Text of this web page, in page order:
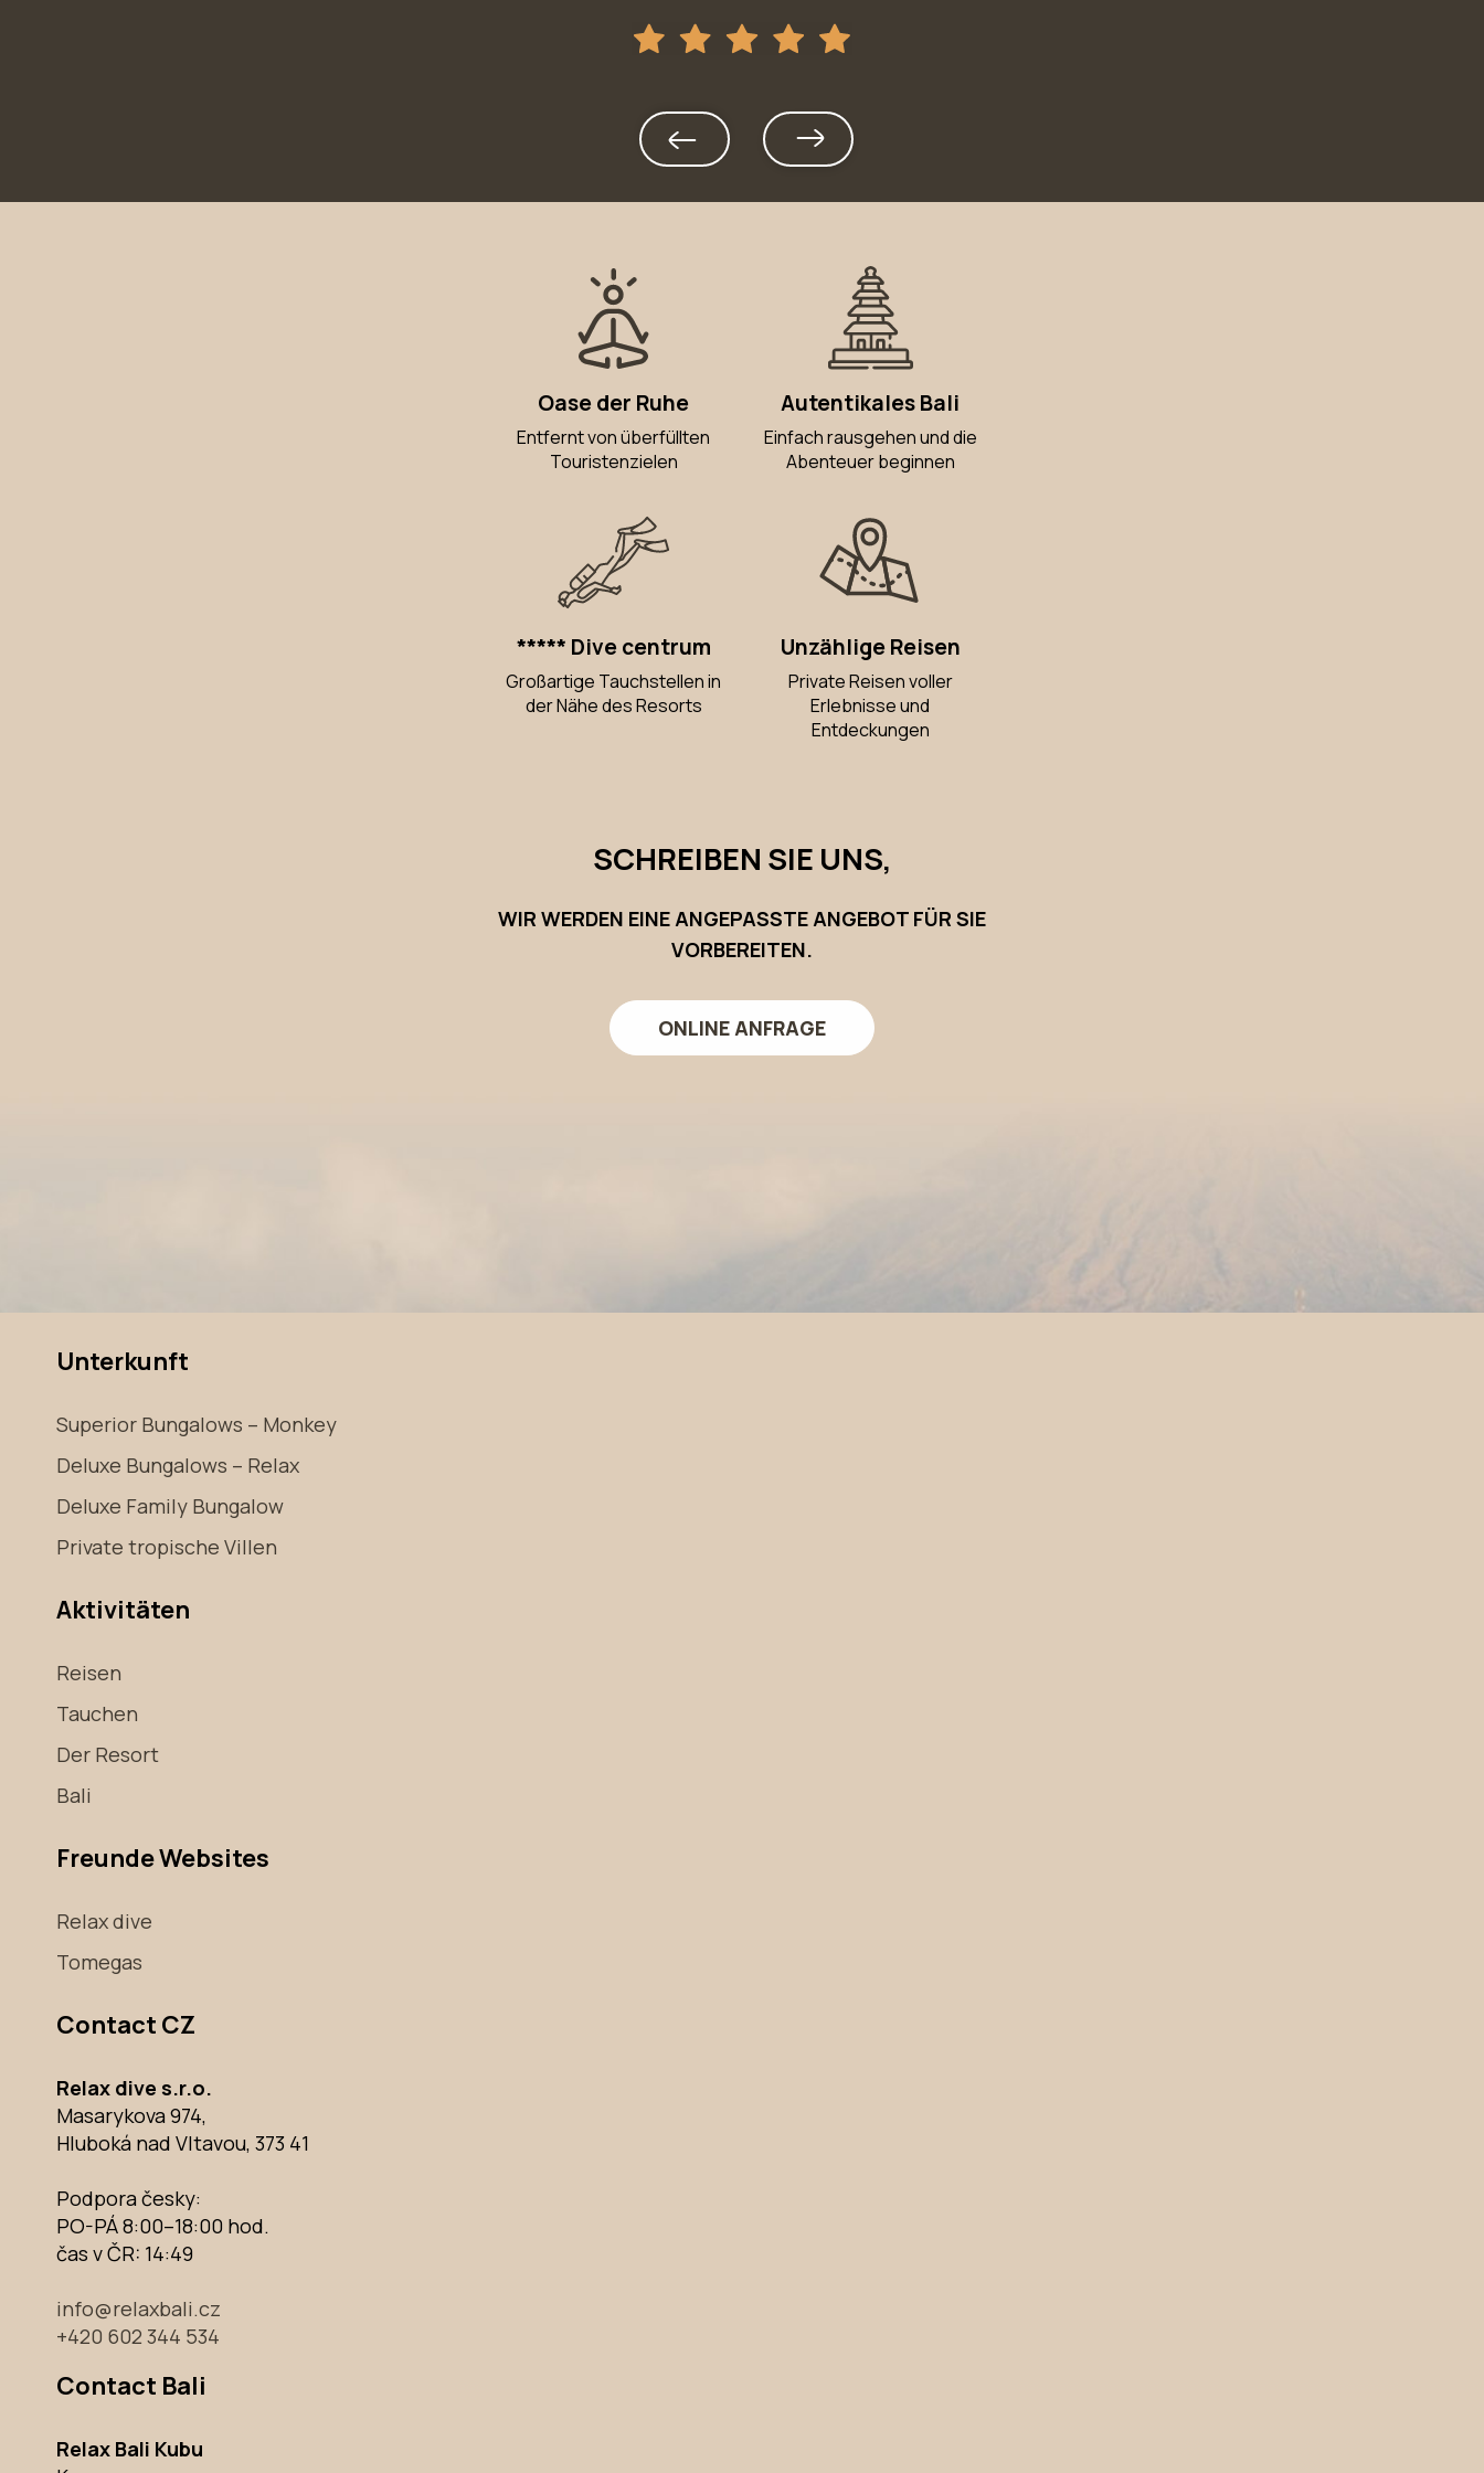
Oase der Ruhe
Entfernt von überfüllten
Touristenzielen
Autentikales Bali
Einfach rausgehen und die
Abenteuer beginnen
***** Dive centrum
Großartige Tauchstellen in
der Nähe des Resorts
Unzählige Reisen
Private Reisen voller
Erlebnisse und
Entdeckungen
SCHREIBEN SIE UNS,
WIR WERDEN EINE ANGEPASSTE ANGEBOT FÜR SIE
VORBEREITEN.
ONLINE ANFRAGE
Unterkunft
Superior Bungalows – Monkey
Deluxe Bungalows – Relax
Deluxe Family Bungalow
Private tropische Villen
Aktivitäten
Reisen
Tauchen
Der Resort
Bali
Freunde Websites
Relax dive
Tomegas
Contact CZ
Relax dive s.r.o.
Masarykova 974,
Hluboká nad Vltavou, 373 41
Podpora česky:
PO-PÁ 8:00–18:00 hod.
čas v ČR: 14:49
info@relaxbali.cz
+420 602 344 534
Contact Bali
Relax Bali Kubu